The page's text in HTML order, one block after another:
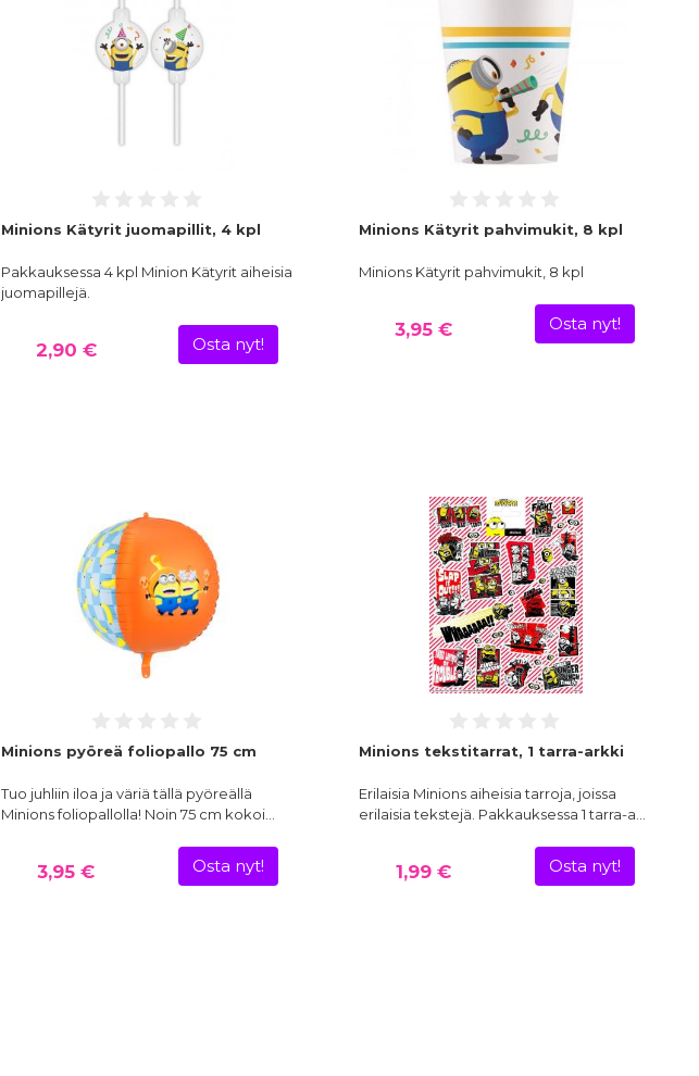
Minions Kätyrit juomapillit, 4 kpl
Pakkauksessa 4 kpl Minion Kätyrit aiheisia
juomapillejä.
2,90 € Osta nyt!
Minions Kätyrit pahvimukit, 8 kpl
Minions Kätyrit pahvimukit, 8 kpl
3,95 € Osta nyt!
Minions pyöreä foliopallo 75 cm
Tuo juhliin iloa ja väriä tällä pyöreällä
Minions foliopallolla! Noin 75 cm kokoi…
3,95 € Osta nyt!
Minions tekstitarrat, 1 tarra-arkki
Erilaisia Minions aiheisia tarroja, joissa
erilaisia tekstejä. Pakkauksessa 1 tarra-a…
1,99 € Osta nyt!